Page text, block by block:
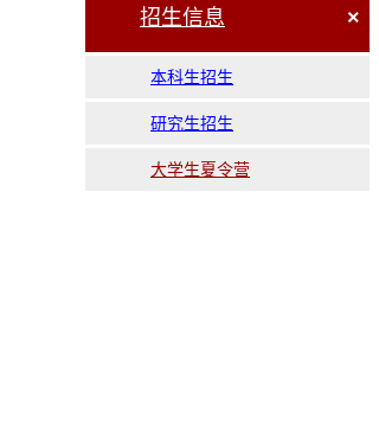
招生信息 ×
本科生招生
研究生招生
大学生夏令营